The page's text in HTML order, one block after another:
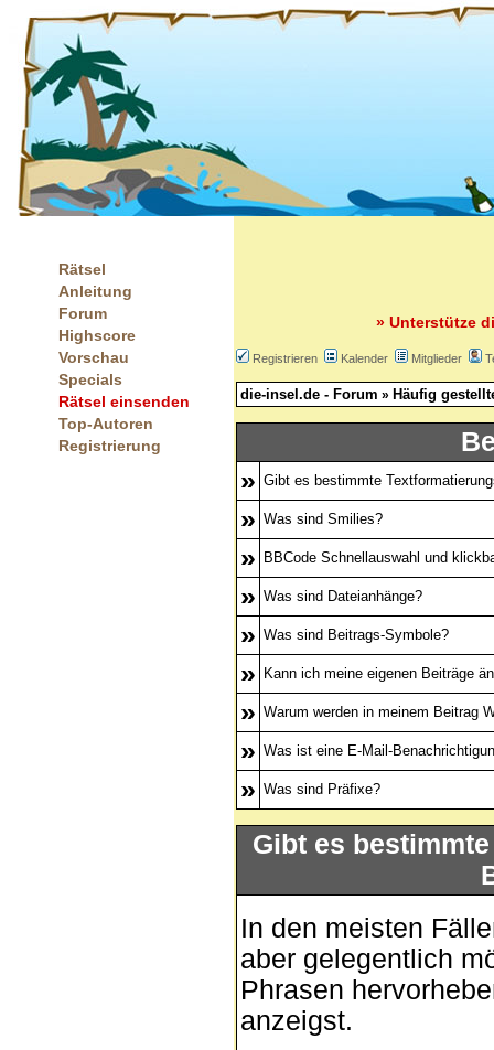
Rätsel
Anleitung
Forum
Highscore
Vorschau
Specials
Rätsel einsenden
Top-Autoren
Registrierung
» Unterstütze
Registrieren Kalender Mitglieder
die-insel.de - Forum » Häufig
» Gibt es bestimmte
» Was sind Smilies?
» BBCode Schnellauswahl und
» Was sind Dateianhänge?
» Was sind Beitrags-Symbole?
» Kann ich meine eigenen Beiträge
» Warum werden in meinem Beitrag
» Was ist eine E-Mail-
» Was sind Präfixe?
Gibt es
In den meisten
aber gelegentlich
Phrasen
anzeigst.